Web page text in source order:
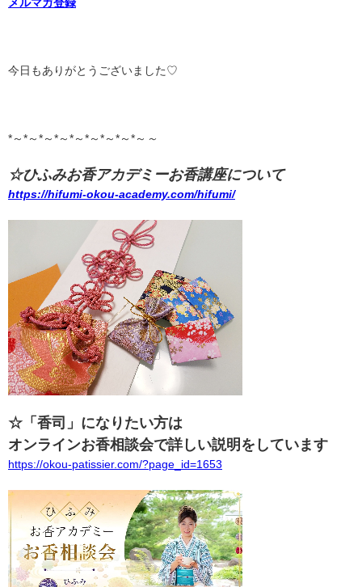
今日もありがとうございました♡
*～*～*～*～*～*～*～*～*～ ～
☆ひふみお香アカデミーお香講座について
https://hifumi-okou-academy.com/hifumi/
☆「香司」になりたい方は
オンラインお香相談会で詳しい説明をしています
https://okou-patissier.com/?page_id=1653